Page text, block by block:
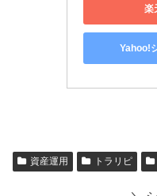
楽
Yahoo!
資産運用 トラリピ